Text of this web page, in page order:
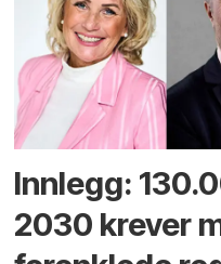
Innlegg:
2030 krever